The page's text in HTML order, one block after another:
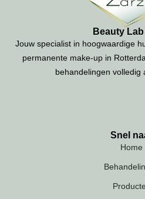
Beauty
Jouw specialist in hoogwaardige
permanente make-up in
behandelingen volledig
Snel
Home